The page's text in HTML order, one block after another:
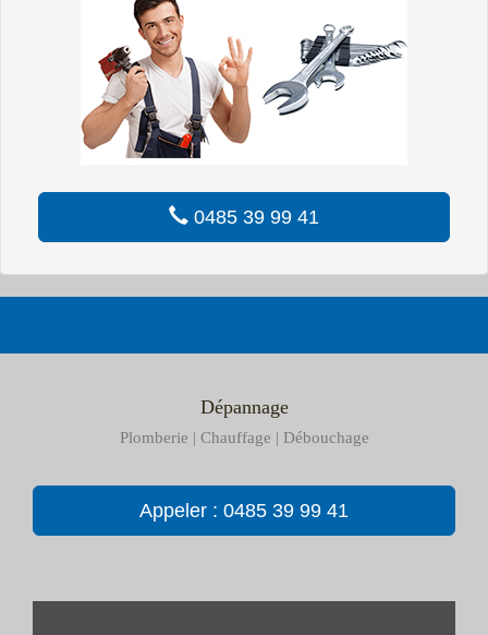
0485 39 99 41
Dépannage
Plomberie | Chauffage | Débouchage
Appeler : 0485 39 99 41